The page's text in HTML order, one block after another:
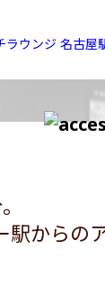
駅からの